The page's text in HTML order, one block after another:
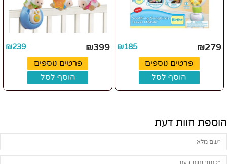
₪279
₪185
פרטים נוספים
הוסף לסל
₪399
₪239
פרטים נוספים
הוסף לסל
הוספת חוות דעת